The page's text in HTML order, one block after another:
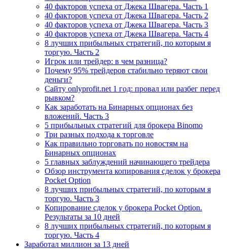
40 факторов успеха от Джека Швагера. Часть 1
40 факторов успеха от Джека Швагера. Часть 2
40 факторов успеха от Джека Швагера. Часть 3
40 факторов успеха от Джека Швагера. Часть 4
8 лучших прибыльных стратегий, по которым я
торгую. Часть 2
Игрок или трейдер: в чем разница?
Почему 95% трейдеров стабильно теряют свои
деньги?
Сайту onlyprofit.net 1 год: провал или разбег перед
рывком?
Как заработать на Бинарных опционах без
вложений. Часть 3
5 прибыльных стратегий для брокера Binomo
Три разных подхода к торговле
Как правильно торговать по новостям на
Бинарных опционах
5 главных заблуждений начинающего трейдера
Обзор инструмента копирования сделок у брокера
Pocket Option
8 лучших прибыльных стратегий, по которым я
торгую. Часть 3
Копирование сделок у брокера Pocket Option.
Результаты за 10 дней
8 лучших прибыльных стратегий, по которым я
торгую. Часть 4
Заработал миллион за 13 дней